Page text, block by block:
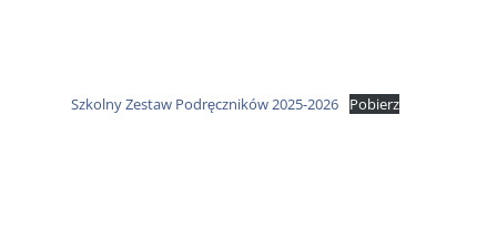
Szkolny Zestaw Podręczników 2025-2026 Pobierz